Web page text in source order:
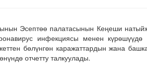
Эсептөө палатасынын Кеңеши
инфекциясы менен
бөлүнгөн каражаттардын жана
отчетту талкуулады.